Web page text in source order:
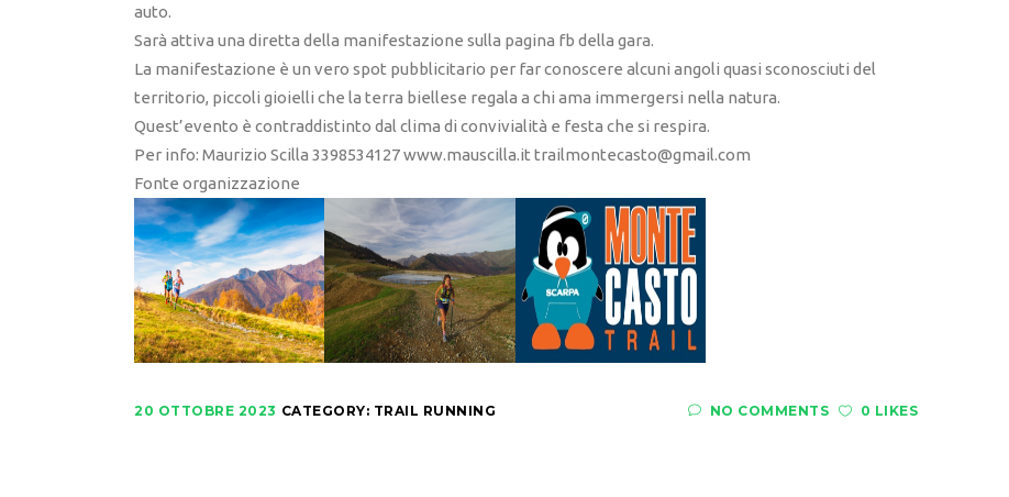
auto.
Sarà attiva una diretta della manifestazione sulla pagina fb della gara.
La manifestazione è un vero spot pubblicitario per far conoscere alcuni angoli quasi sconosciuti del
territorio, piccoli gioielli che la terra biellese regala a chi ama immergersi nella natura.
Quest’evento è contraddistinto dal clima di convivialità e festa che si respira.
Per info: Maurizio Scilla 3398534127 www.mauscilla.it trailmontecasto@gmail.com
Fonte organizzazione
20 OTTOBRE 2023 CATEGORY: TRAIL RUNNING NO COMMENTS 0 LIKES